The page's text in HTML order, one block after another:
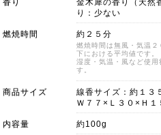
香り
金木犀の香り（天然
り：少ない
燃焼時間 約２５分
燃焼時間は無風・気温２
下における平均値です。
湿度・気温・風など使用
す。
商品サイズ
線香サイズ：約１３
Ｗ７７×Ｌ３０×Ｈ１
内容量 約100g